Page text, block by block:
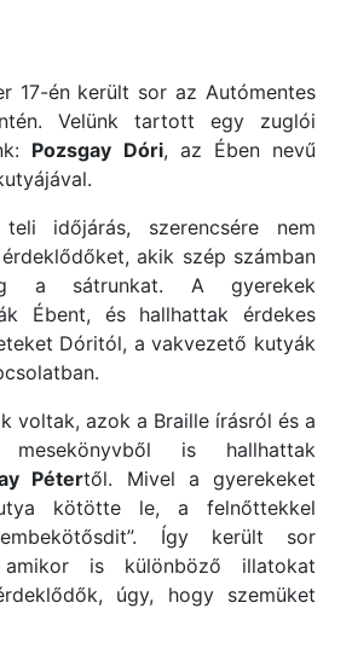
17-én került sor az Autómentes
Velünk tartott egy zuglói
Pozsgay Dóri, az Ében nevű
időjárás, szerencsére nem
akik szép számban
a sátrunkat. A gyerekek
Ébent, és hallhattak érdekes
Dóritól, a vakvezető kutyák
voltak, azok a Braille írásról és a
is hallhattak
Pétertől. Mivel a gyerekeket
kötötte le, a felnőttekkel
Így került sor
amikor is különböző illatokat
úgy, hogy szemüket